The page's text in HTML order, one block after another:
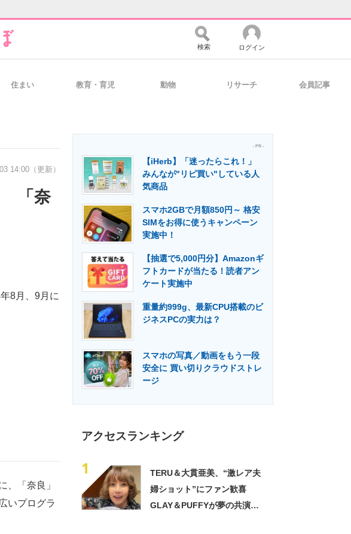
経営リーダーのコミュニティ マーケ×ITの今がよく分かる
製造業のIT導入・活用を支援
エネルギーの専門メディア 建設×テクノロジーの最前線
検索 ログイン
住まい 教育・育児 動物 リサーチ 会員記事
14:00（更新）
「奈
8月、9月に
、「奈良」
いプログラ
- PR -
【iHerb】「迷ったらこれ！」
みんなが"リピ買い"している人
気商品
スマホ2GBで月額850円～ 格安
SIMをお得に使うキャンペーン
実施中！
【抽選で5,000円分】Amazonギ
フトカードが当たる！読者アン
ケート実施中
重量約999g、最新CPU搭載のビ
ジネスPCの実力は？
スマホの写真／動画をもう一段
安全に 買い切りクラウドストレ
ージ
アクセスランキング
1
TERU＆大貫亜美、“激レア夫
婦ショット”にファン歓喜
GLAY＆PUFFYが夢の共演